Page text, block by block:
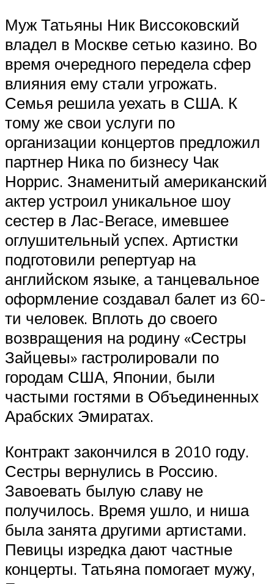
Муж Татьяны Ник Виссоковский
владел в Москве сетью казино. Во
время очередного передела сфер
влияния ему стали угрожать.
Семья решила уехать в США. К
тому же свои услуги по
организации концертов предложил
партнер Ника по бизнесу Чак
Норрис. Знаменитый американский
актер устроил уникальное шоу
сестер в Лас-Вегасе, имевшее
оглушительный успех. Артистки
подготовили репертуар на
английском языке, а танцевальное
оформление создавал балет из 60-
ти человек. Вплоть до своего
возвращения на родину «Сестры
Зайцевы» гастролировали по
городам США, Японии, были
частыми гостями в Объединенных
Арабских Эмиратах.
Контракт закончился в 2010 году.
Сестры вернулись в Россию.
Завоевать былую славу не
получилось. Время ушло, и ниша
была занята другими артистами.
Певицы изредка дают частные
концерты. Татьяна помогает мужу,